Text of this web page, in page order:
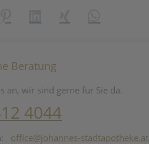
Beratung
an, wir sind gerne für Sie da.
4044
office@johannes-stadtapotheke.at